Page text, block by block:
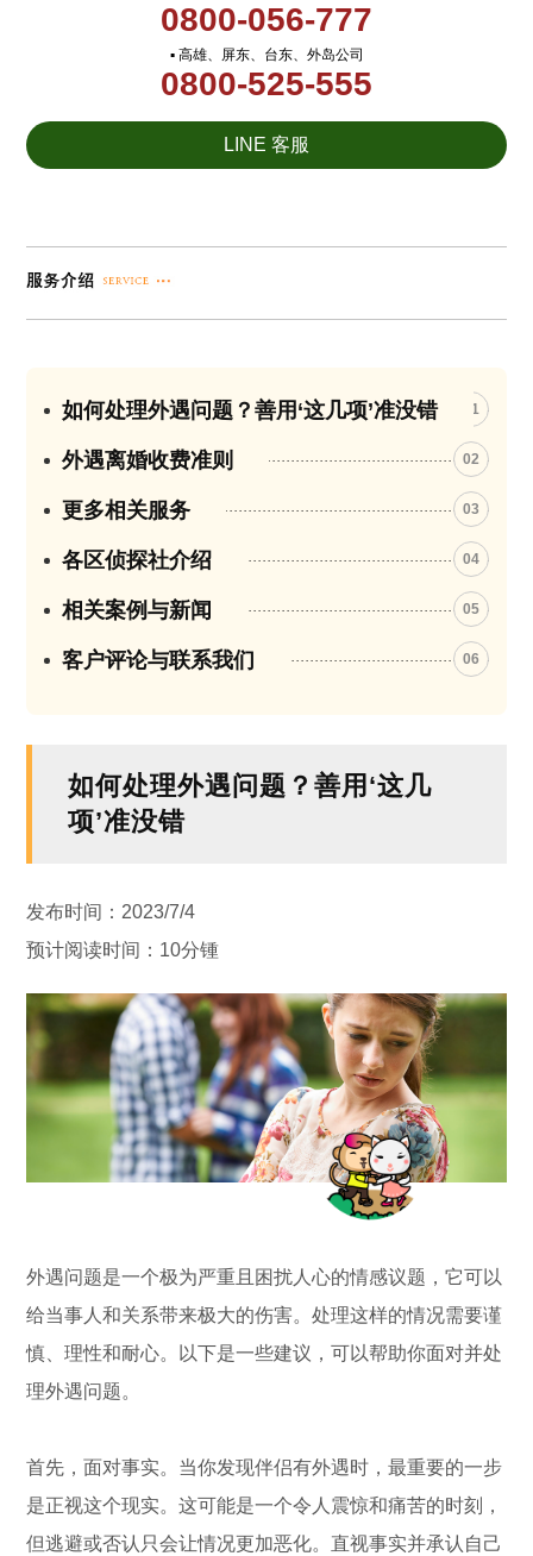
0800-056-777
▪ 高雄、屏东、台东、外岛公司
0800-525-555
LINE 客服
如何处理外遇问题？善用‘这几项’准没错 01
外遇离婚收费准则 02
更多相关服务 03
各区侦探社介绍 04
相关案例与新闻 05
客户评论与联系我们 06
如何处理外遇问题？善用‘这几
项’准没错
发布时间：2023/7/4
预计阅读时间：10分锺
外遇问题是一个极为严重且困扰人心的情感议题，它可以
给当事人和关系带来极大的伤害。处理这样的情况需要谨
慎、理性和耐心。以下是一些建议，可以帮助你面对并处
理外遇问题。
首先，面对事实。当你发现伴侣有外遇时，最重要的一步
是正视这个现实。这可能是一个令人震惊和痛苦的时刻，
但逃避或否认只会让情况更加恶化。直视事实并承认自己